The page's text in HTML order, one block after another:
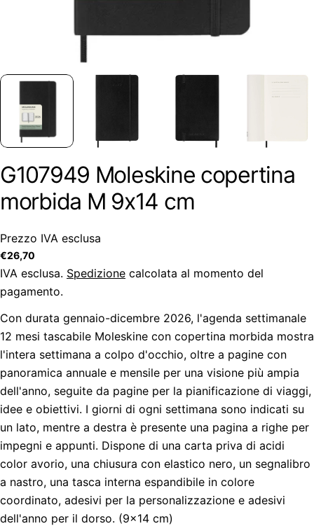
G107949 Moleskine copertina
morbida M 9x14 cm
Prezzo IVA esclusa
Prezzo
regolare
€26,70
IVA esclusa. Spedizione calcolata al momento del
pagamento.
Con durata gennaio-dicembre 2026, l'agenda settimanale
12 mesi tascabile Moleskine con copertina morbida mostra
l'intera settimana a colpo d'occhio, oltre a pagine con
panoramica annuale e mensile per una visione più ampia
dell'anno, seguite da pagine per la pianificazione di viaggi,
idee e obiettivi. I giorni di ogni settimana sono indicati su
un lato, mentre a destra è presente una pagina a righe per
impegni e appunti. Dispone di una carta priva di acidi
color avorio, una chiusura con elastico nero, un segnalibro
a nastro, una tasca interna espandibile in colore
coordinato, adesivi per la personalizzazione e adesivi
dell'anno per il dorso. (9x14 cm)